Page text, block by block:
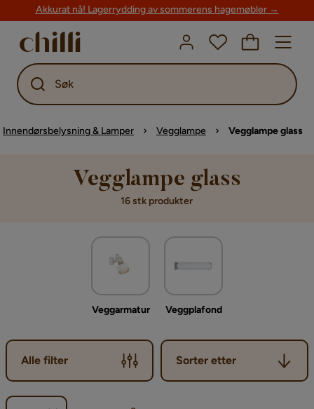
Akkurat nå! Lagerrydding av sommerens hagemøbler →
Søk
Innendørsbelysning & Lamper Vegglampe Vegglampe glass
Vegglampe glass
16 stk produkter
Veggarmatur Veggplafond
Alle filter
Sorter etter
Sorter etter